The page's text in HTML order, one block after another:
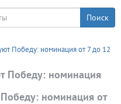
Победу: номинация от 7 до 12
номинация от